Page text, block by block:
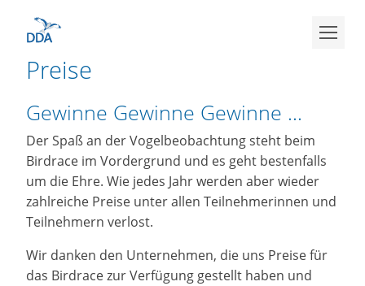
Preise
Gewinne Gewinne Gewinne ...
Der Spaß an der Vogelbeobachtung steht beim
Birdrace im Vordergrund und es geht bestenfalls
um die Ehre. Wie jedes Jahr werden aber wieder
zahlreiche Preise unter allen Teilnehmerinnen und
Teilnehmern verlost.
Wir danken den Unternehmen, die uns Preise für
das Birdrace zur Verfügung gestellt haben und